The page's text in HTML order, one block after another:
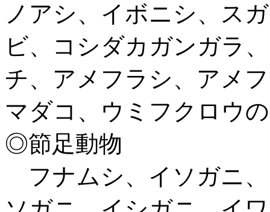
ノアシ、イボニシ、ス
ビ、コシダカガンガラ
チ、アメフラシ、アメ
マダコ、ウミフクロウ
◎節足動物
フナムシ、イソガニ